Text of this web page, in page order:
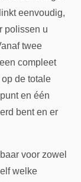
eenvoudig,
polissen u
twee
compleet
op de totale
en één
bent en er
voor zowel
welke